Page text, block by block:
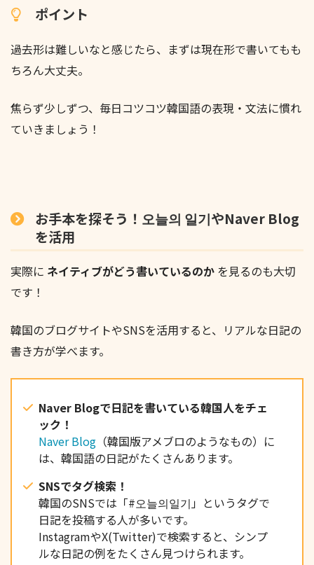
ポイント
過去形は難しいなと感じたら、まずは現在形で書いてもも
ちろん大丈夫。
焦らず少しずつ、毎日コツコツ韓国語の表現・文法に慣れ
ていきましょう！
お手本を探そう！오늘의 일기やNaver Blog
を活用
実際に ネイティブがどう書いているのか を見るのも大切
です！
韓国のブログサイトやSNSを活用すると、リアルな日記の
書き方が学べます。
Naver Blogで日記を書いている韓国人をチェ
ック！
Naver Blog （韓国版アメブロのようなもの）に
は、韓国語の日記がたくさんあります。
SNSでタグ検索！
韓国のSNSでは「#오늘의일기」というタグで
日記を投稿する人が多いです。
InstagramやX(Twitter)で検索すると、シンプ
ルな日記の例をたくさん見つけられます。